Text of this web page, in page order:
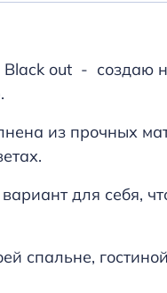
Black out - создаю
из прочных
для себя,
спальне,